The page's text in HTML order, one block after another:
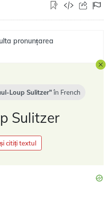
pronunțarea
Loup Sulitzer în French
Sulitzer
citiți textul